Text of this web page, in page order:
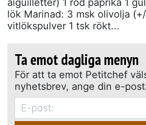
lök Marinad: 3 msk olivolja
vitlökspulver 1 tsk rökt...
Ta emot dagliga menyn
För att ta emot Petitchef
nyhetsbrev, ange din e-